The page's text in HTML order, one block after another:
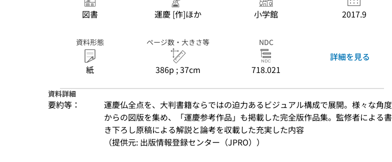
図書 運慶 [作]ほか 小学館 2017.9
資料形態
紙
ページ数・大きさ等
386p ; 37cm
NDC
718.021
詳細を見る
資料詳細
要約等：
運慶仏全点を、大判書籍ならではの迫力あるビジュアル構成で展開。様々な角度
からの図版を集め、「運慶参考作品」も掲載した完全版作品集。監修者による書
き下ろし原稿による解説と論考を収載した充実した内容
（提供元: 出版情報登録センター（JPRO））